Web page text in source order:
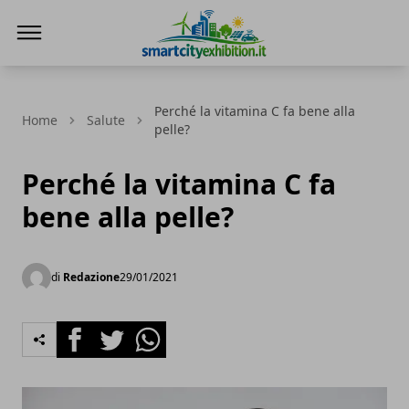
Home Salute
Perché la vitamina C fa bene alla
pelle?
Perché la vitamina C fa
bene alla pelle?
di Redazione29/01/2021
FacebookTwitterWhatsapp